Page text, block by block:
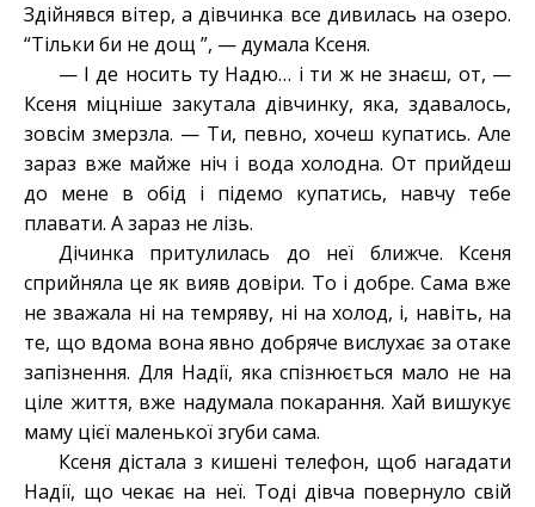
Здійнявся вітер, а дівчинка все дивилась на озеро.
“Тільки би не дощ ”, — думала Ксеня.
— І де носить ту Надю… і ти ж не знаєш, от, —
Ксеня міцніше закутала дівчинку, яка, здавалось,
зовсім змерзла. — Ти, певно, хочеш купатись. Але
зараз вже майже ніч і вода холодна. От прийдеш
до мене в обід і підемо купатись, навчу тебе
плавати. А зараз не лізь.
Дічинка притулилась до неї ближче. Ксеня
сприйняла це як вияв довіри. То і добре. Сама вже
не зважала ні на темряву, ні на холод, і, навіть, на
те, що вдома вона явно добряче вислухає за отаке
запізнення. Для Надії, яка спізнюється мало не на
ціле життя, вже надумала покарання. Хай вишукує
маму цієї маленької згуби сама.
Ксеня дістала з кишені телефон, щоб нагадати
Надії, що чекає на неї. Тоді дівча повернуло свій